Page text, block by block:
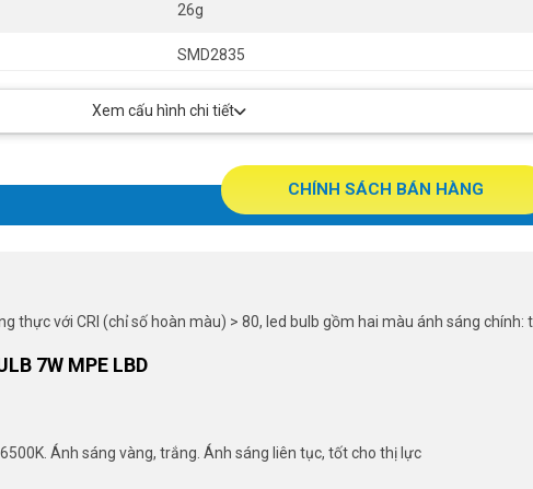
26g
SMD2835
Xem cấu hình chi tiết
CHÍNH SÁCH BÁN HÀNG
thực với CRI (chỉ số hoàn màu) > 80, led bulb gồm hai màu ánh sáng chính:
7W MPE LBD
Ánh sáng vàng, trắng. Ánh sáng liên tục, tốt cho thị lực